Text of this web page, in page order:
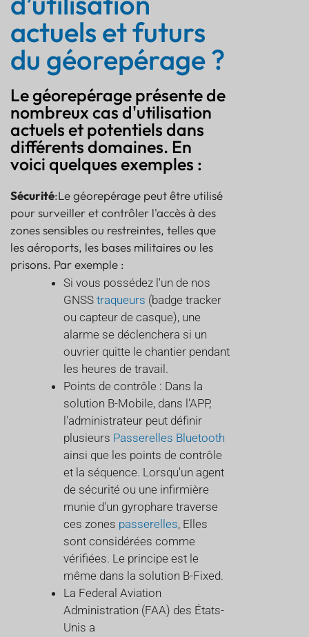
actuels et futurs
du géorepérage ?
Le géorepérage présente de
nombreux cas d'utilisation
actuels et potentiels dans
différents domaines. En
voici quelques exemples :
Sécurité:Le géorepérage peut être utilisé
pour surveiller et contrôler l'accès à des
zones sensibles ou restreintes, telles que
les aéroports, les bases militaires ou les
prisons. Par exemple :
Si vous possédez l'un de nos
GNSS traqueurs (badge tracker
ou capteur de casque), une
alarme se déclenchera si un
ouvrier quitte le chantier pendant
les heures de travail.
Points de contrôle : Dans la
solution B-Mobile, dans l'APP,
l'administrateur peut définir
plusieurs Passerelles Bluetooth
ainsi que les points de contrôle
et la séquence. Lorsqu'un agent
de sécurité ou une infirmière
munie d'un gyrophare traverse
ces zones passerelles, Elles
sont considérées comme
vérifiées. Le principe est le
même dans la solution B-Fixed.
La Federal Aviation
Administration (FAA) des États-
Unis a